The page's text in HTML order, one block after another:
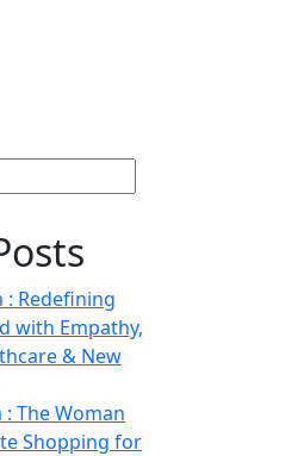
: Redefining
with Empathy,
& New
The Woman
Shopping for